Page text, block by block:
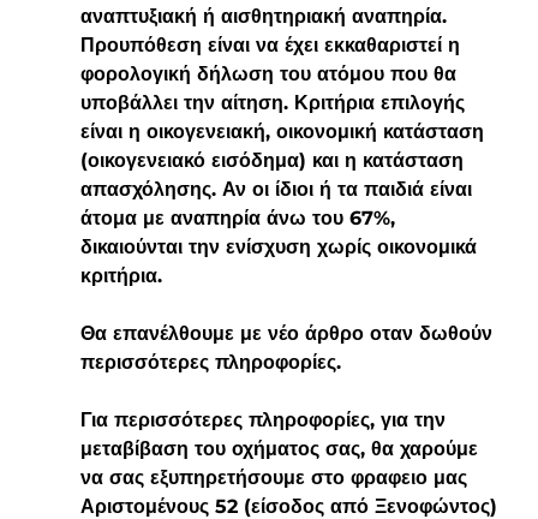
αναπτυξιακή ή αισθητηριακή αναπηρία.
Προυπόθεση είναι να έχει εκκαθαριστεί η
φορολογική δήλωση του ατόμου που θα
υποβάλλει την αίτηση. Κριτήρια επιλογής
είναι η οικογενειακή, οικονομική κατάσταση
(οικογενειακό εισόδημα) και η κατάσταση
απασχόλησης. Αν οι ίδιοι ή τα παιδιά είναι
άτομα με αναπηρία άνω του 67%,
δικαιούνται την ενίσχυση χωρίς οικονομικά
κριτήρια.
Θα επανέλθουμε με νέο άρθρο οταν δωθούν
περισσότερες πληροφορίες.
Για περισσότερες πληροφορίες, για την
μεταβίβαση του οχήματος σας, θα χαρούμε
να σας εξυπηρετήσουμε στο φραφειο μας
Αριστομένους 52 (είσοδος από Ξενοφώντος)